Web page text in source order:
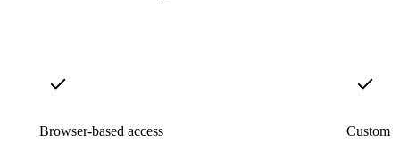
Browser-based access Custom